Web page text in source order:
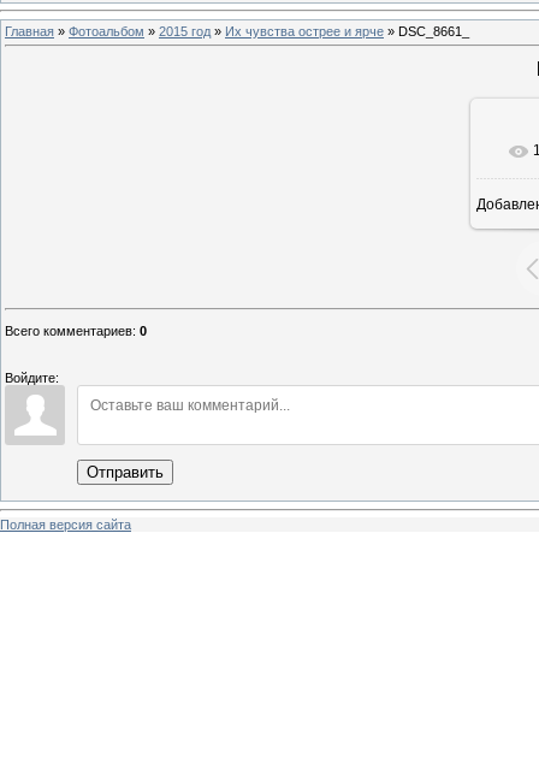
Главная » Фотоальбом » 2015 год » Их чувства острее и ярче » DSC_8661_
Всего комментариев: 0
Войдите:
Отправить
Полная версия сайта